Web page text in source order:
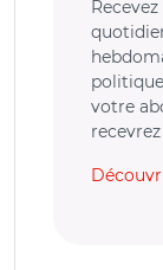
votre